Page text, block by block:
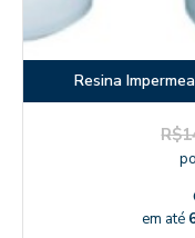
Resina
em até